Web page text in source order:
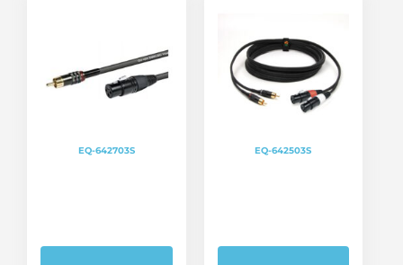
EQ-642703S EQ-642503S
Som e Luz